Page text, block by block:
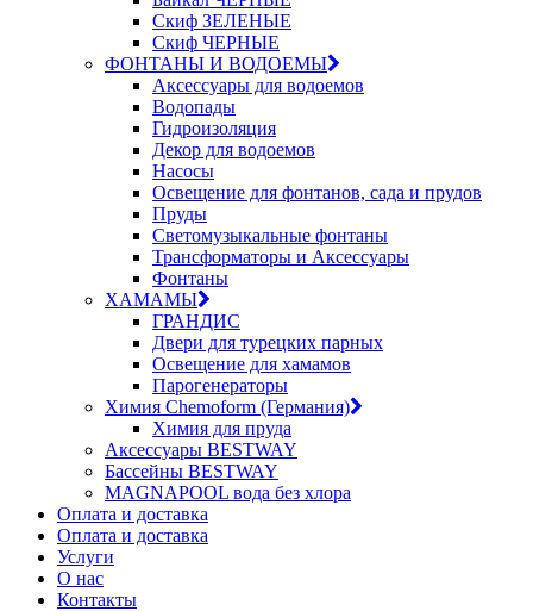
Скиф ЗЕЛЕНЫЕ
Скиф ЧЕРНЫЕ
ФОНТАНЫ И ВОДОЕМЫ
Аксессуары для водоемов
Водопады
Гидроизоляция
Декор для водоемов
Насосы
Освещение для фонтанов, сада и прудов
Пруды
Светомузыкальные фонтаны
Трансформаторы и Аксессуары
Фонтаны
ХАМАМЫ
ГРАНДИС
Двери для турецких парных
Освещение для хамамов
Парогенераторы
Химия Chemoform (Германия)
Химия для пруда
Аксессуары BESTWAY
Бассейны BESTWAY
MAGNAPOOL вода без хлора
Оплата и доставка
Оплата и доставка
Услуги
О нас
Контакты